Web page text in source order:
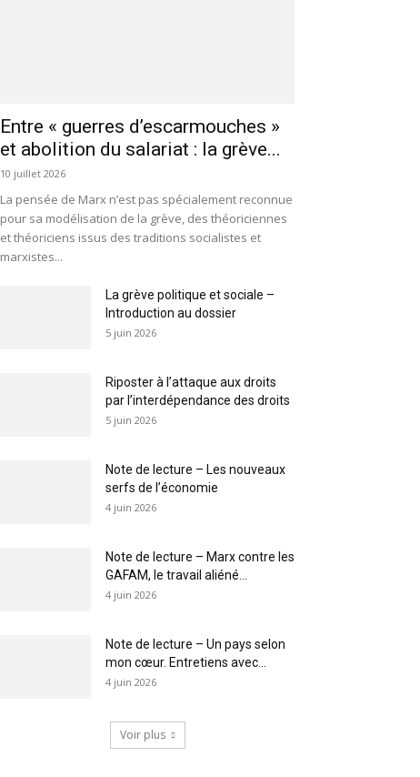
Entre « guerres d’escarmouches »
et abolition du salariat : la grève...
10 juillet 2026
La pensée de Marx n’est pas spécialement reconnue
pour sa modélisation de la grève, des théoriciennes
et théoriciens issus des traditions socialistes et
marxistes...
La grève politique et sociale –
Introduction au dossier
5 juin 2026
Riposter à l’attaque aux droits
par l’interdépendance des droits
5 juin 2026
Note de lecture – Les nouveaux
serfs de l’économie
4 juin 2026
Note de lecture – Marx contre les
GAFAM, le travail aliéné...
4 juin 2026
Note de lecture – Un pays selon
mon cœur. Entretiens avec...
4 juin 2026
Voir plus